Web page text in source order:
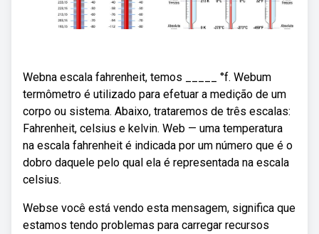
Webna escala fahrenheit, temos _____ °f. Webum
termômetro é utilizado para efetuar a medição de um
corpo ou sistema. Abaixo, trataremos de três escalas:
Fahrenheit, celsius e kelvin. Web — uma temperatura
na escala fahrenheit é indicada por um número que é o
dobro daquele pelo qual ela é representada na escala
celsius.
Webse você está vendo esta mensagem, significa que
estamos tendo problemas para carregar recursos